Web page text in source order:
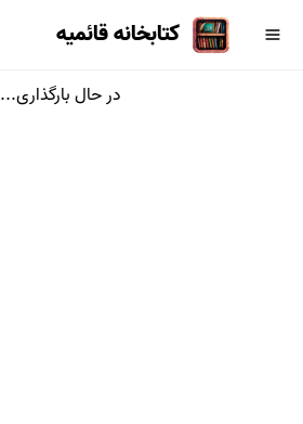
کتابخانه قائمیه
در حال بارگذاری...